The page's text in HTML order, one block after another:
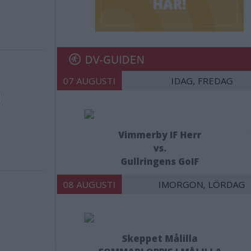
DV-GUIDEN
07 AUGUSTI IDAG, FREDAG
Vimmerby IF Herr
vs.
Gullringens GoIF
08 AUGUSTI IMORGON, LÖRDAG
Skeppet Målilla